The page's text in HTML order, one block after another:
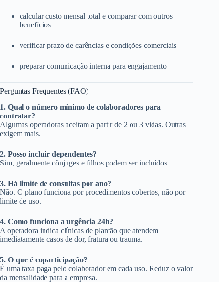
calcular custo mensal total e comparar com outros
benefícios
verificar prazo de carências e condições comerciais
preparar comunicação interna para engajamento
Perguntas Frequentes (FAQ)
1. Qual o número mínimo de colaboradores para
contratar?
Algumas operadoras aceitam a partir de 2 ou 3 vidas. Outras
exigem mais.
2. Posso incluir dependentes?
Sim, geralmente cônjuges e filhos podem ser incluídos.
3. Há limite de consultas por ano?
Não. O plano funciona por procedimentos cobertos, não por
limite de uso.
4. Como funciona a urgência 24h?
A operadora indica clínicas de plantão que atendem
imediatamente casos de dor, fratura ou trauma.
5. O que é coparticipação?
É uma taxa paga pelo colaborador em cada uso. Reduz o valor
da mensalidade para a empresa.